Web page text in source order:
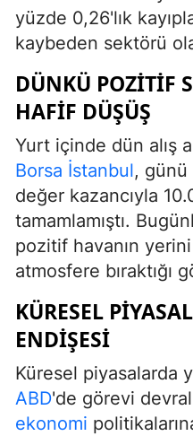
yüzde 0,26'lık
kaybeden sektörü
DÜNKÜ POZITIF
HAFIF DÜŞÜŞ
Yurt içinde dün alış
Borsa İstanbul, günü
değer kazancıyla
tamamlamıştı.
pozitif havanın
atmosfere bıraktığı
KÜRESEL
ENDIŞESI
Küresel piyasalarda
ABD'de görevi
ekonomi